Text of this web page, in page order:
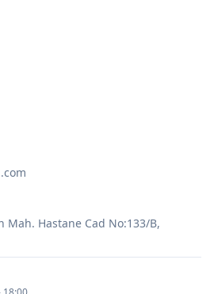
Mah. Hastane Cad No:133/B,